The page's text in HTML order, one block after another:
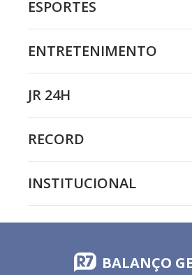
ESPORTES
ENTRETENIMENTO
JR 24H
RECORD
INSTITUCIONAL
BALANÇO